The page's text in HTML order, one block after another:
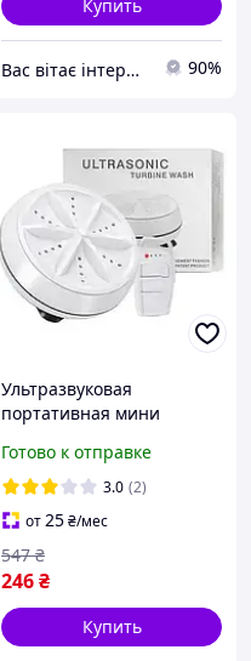
Купить
Вас вітає інтернет магазин "Sales Spirit" 90%
Ультразвуковая
портативная мини
Usltrasonic Turbine Wash
от USB и повербанка
Готово к отправке
3.0 (2)
от25₴/мес
246₴
547 ₴
Купить